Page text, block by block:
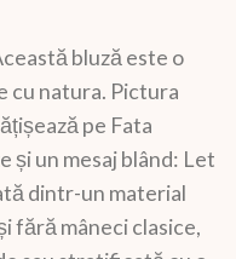
bluză este o
cu natura. Pictura
pe Fata
și un mesaj blând: Let
dintr-un material
fără mâneci clasice,